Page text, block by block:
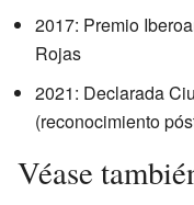
2017: Premio
Rojas
2021: Declarada
(reconocimiento
Véase